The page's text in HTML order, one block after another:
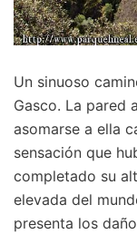
Un sinuoso
Gasco. La pared
asomarse a ella
sensación que
completado su
elevada del
presenta los